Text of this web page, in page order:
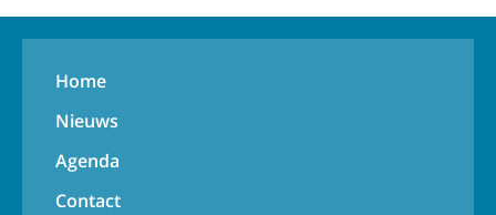
Home
Nieuws
Agenda
Contact